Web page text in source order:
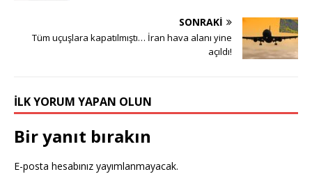
SONRAKI
Tüm uçuşlara kapatılmıştı… İran hava alanı yine
açıldı!
İLK YORUM YAPAN OLUN
Bir yanıt bırakın
E-posta hesabınız yayımlanmayacak.